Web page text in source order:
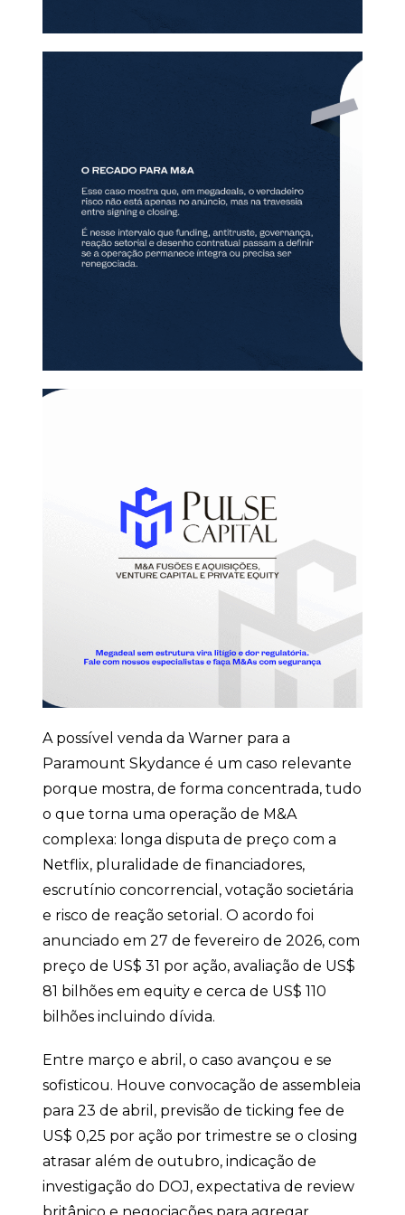
A possível venda da Warner para a
Paramount Skydance é um caso relevante
porque mostra, de forma concentrada, tudo
o que torna uma operação de M&A
complexa: longa disputa de preço com a
Netflix, pluralidade de financiadores,
escrutínio concorrencial, votação societária
e risco de reação setorial. O acordo foi
anunciado em 27 de fevereiro de 2026, com
preço de US$ 31 por ação, avaliação de US$
81 bilhões em equity e cerca de US$ 110
bilhões incluindo dívida.
Entre março e abril, o caso avançou e se
sofisticou. Houve convocação de assembleia
para 23 de abril, previsão de ticking fee de
US$ 0,25 por ação por trimestre se o closing
atrasar além de outubro, indicação de
investigação do DOJ, expectativa de review